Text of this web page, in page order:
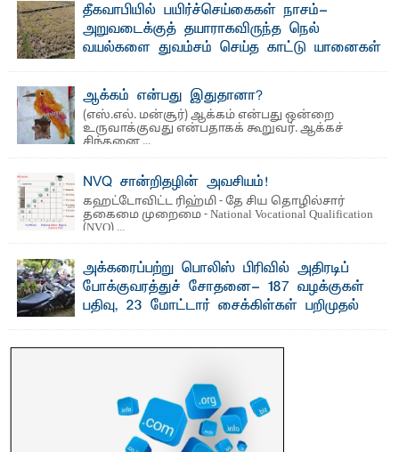
தீகவாபியில் பயிர்ச்செய்கைகள் நாசம்-
அறுவடைக்குத் தயாராகவிருந்த நெல்
வயல்களை துவம்சம் செய்த காட்டு யானைகள்
காணப்பட்ட பல ...ஆக்கம் என்பது இதுதானா?
(எஸ்.எல். மன்சூர்) ஆக்கம் என்பது ஒன்றை
உருவாக்குவது என்பதாகக் கூறுவர். ஆக்கச்
சிந்தனை ...
NVQ சான்றிதழின் அவசியம்!
கஹட்டோவிட்ட ரிஹ்மி - தே சிய தொழில்சார்
தகைமை முறைமை - National Vocational Qualification
(NVQ) ...
அக்கரைப்பற்று பொலிஸ் பிரிவில் அதிரடிப்
போக்குவரத்துச் சோதனை- 187 வழக்குகள்
பதிவு, 23 மோட்டார் சைக்கிள்கள் பறிமுதல்